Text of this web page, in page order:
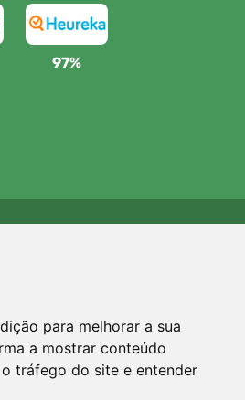
para melhorar a sua
a mostrar conteúdo
tráfego do site e entender
97%
plantamos uma árvore! Leia mais